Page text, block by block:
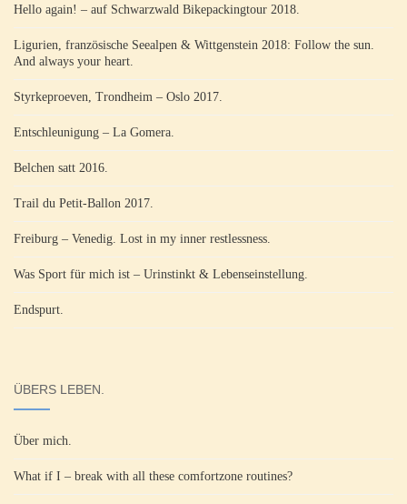
Hello again! – auf Schwarzwald Bikepackingtour 2018.
Ligurien, französische Seealpen & Wittgenstein 2018: Follow the sun.
And always your heart.
Styrkeproeven, Trondheim – Oslo 2017.
Entschleunigung – La Gomera.
Belchen satt 2016.
Trail du Petit-Ballon 2017.
Freiburg – Venedig. Lost in my inner restlessness.
Was Sport für mich ist – Urinstinkt & Lebenseinstellung.
Endspurt.
ÜBERS LEBEN.
Über mich.
What if I – break with all these comfortzone routines?